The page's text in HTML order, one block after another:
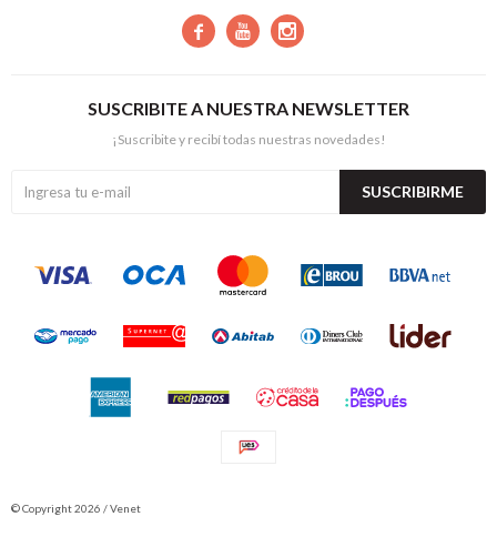
  
SUSCRIBITE A NUESTRA NEWSLETTER
¡Suscribite y recibí todas nuestras novedades!
SUSCRIBIRME
© Copyright 2026 / Venet